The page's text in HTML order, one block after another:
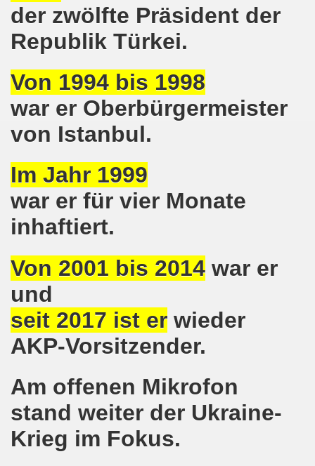
der zwölfte Präsident der
Republik Türkei.
Von 1994 bis 1998
war er Oberbürgermeister
von Istanbul.
Im Jahr 1999
war er für vier Monate
inhaftiert.
Von 2001 bis 2014 war er
und
seit 2017 ist er wieder
AKP-Vorsitzender.
Am offenen Mikrofon
stand weiter der Ukraine-
Krieg im Fokus.
protestiert und demonstriert am 14.10.2019:
auf der 16. bundesweiten Herbstdemo-
Herbstdemonstration am 03. Oktober 2019 in
am 03. Oktober 2019 in Erfurt
Bewegung am 09.09.2019 erklärt Dietrich Keil aus
am 09.09.2019 in Gelsenkirchen
findet am 03.10.2019 in Erfurt statt!
am 12.08.2019 - ein begeisterndes Fest
Bewegung steigt am 12.08.2019!
in Gelsenkirchen: Die Entlassungen im
diskutierte am 13.05.2019 mit Europawahl-
der Bergleute und ihrer Familien am 17.06.2019 und
nimmt am 08.04.2019 Mietfragen, Hartz IV und
Bewegung am 11.03.2019 mahnt an Folgen von